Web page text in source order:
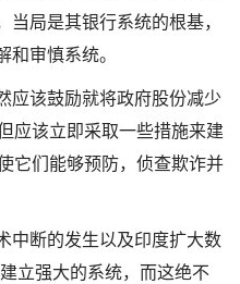
局是其银行系统的根基，
和审慎系统。
应该鼓励就将政府股份减少
应该立即采取一些措施来建
它们能够预防，侦查欺诈并
中断的发生以及印度扩大数
立强大的系统，而这绝不